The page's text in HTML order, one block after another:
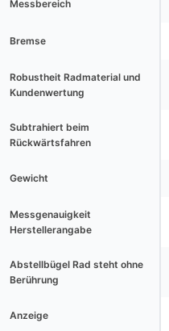
Messbereich
Bremse
Robustheit Radmaterial und
Kundenwertung
Subtrahiert beim
Rückwärtsfahren
Gewicht
Messgenauigkeit
Herstellerangabe
Abstellbügel Rad steht ohne
Berührung
Anzeige